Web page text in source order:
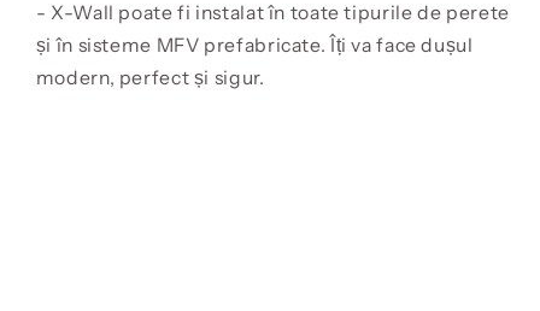
- X-Wall poate fi instalat în toate tipurile de perete
și în sisteme MFV prefabricate. Îți va face dușul
modern, perfect și sigur.